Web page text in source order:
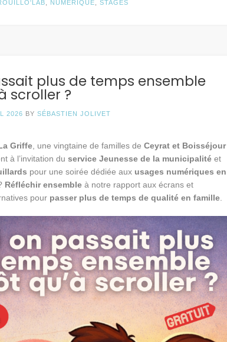
NUMÉRIQUE ,STAGES
plus de temps ensemble
scroller ?
2026 BYSÉBASTIEN JOLIVET
Griffe, une vingtaine de familles deCeyrat et Boisséjour
à l’invitation duservice Jeunesse de la municipalité et
pour une soirée dédiée aux usages numériques en
Réfléchir ensemble à notre rapport aux écrans et
pour passer plus de temps de qualité en famille.